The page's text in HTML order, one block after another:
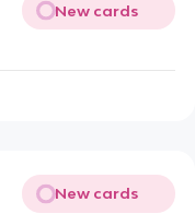
New cards
New cards